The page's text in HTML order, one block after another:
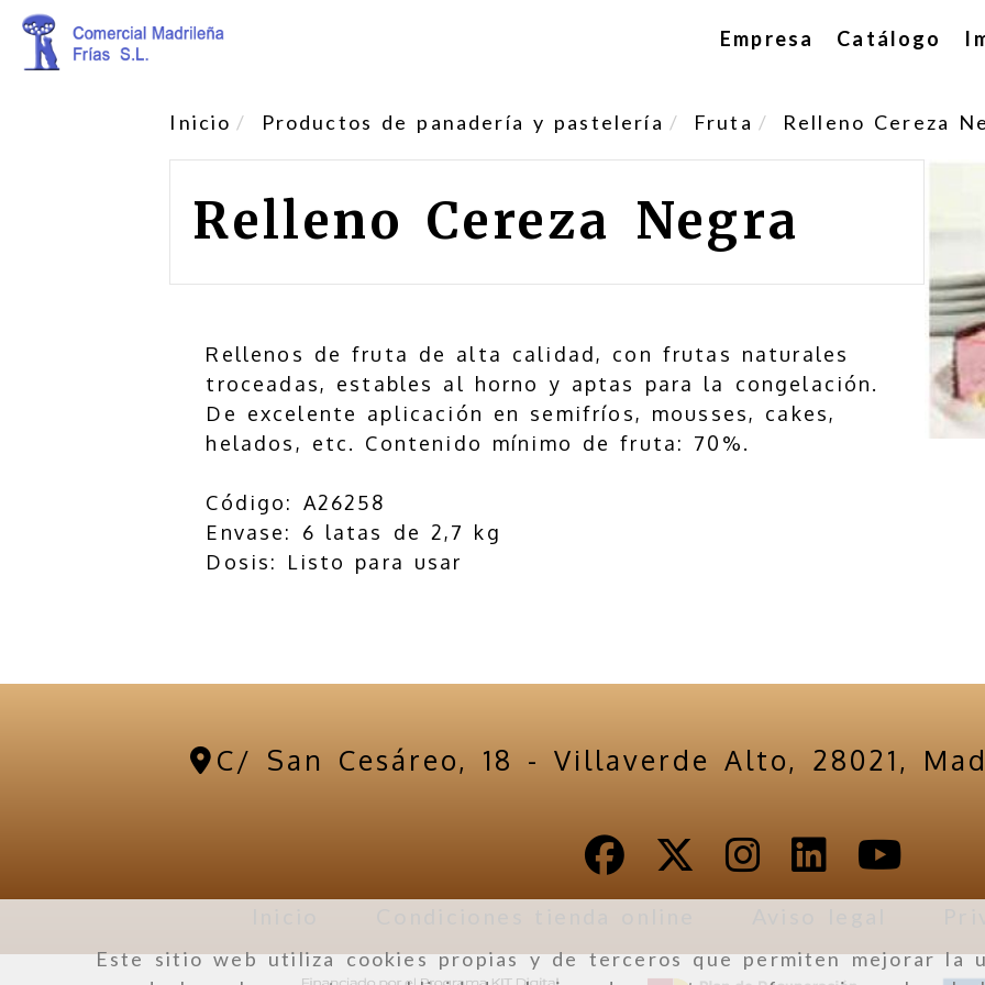
Este sitio web utiliza cookies propias y de terceros que permiten mejorar la
Empresa Catálogo
Inicio Productos de panadería y pastelería Fruta Relleno Cereza
Relleno Cereza Negra
Rellenos de fruta de alta calidad, con frutas naturales
troceadas, estables al horno y aptas para la congelación.
De excelente aplicación en semifríos, mousses, cakes,
helados, etc. Contenido mínimo de fruta: 70%.
Código: A26258
Envase: 6 latas de 2,7 kg
Dosis: Listo para usar
C/ San Cesáreo, 18 - Villaverde Alto, 28021,